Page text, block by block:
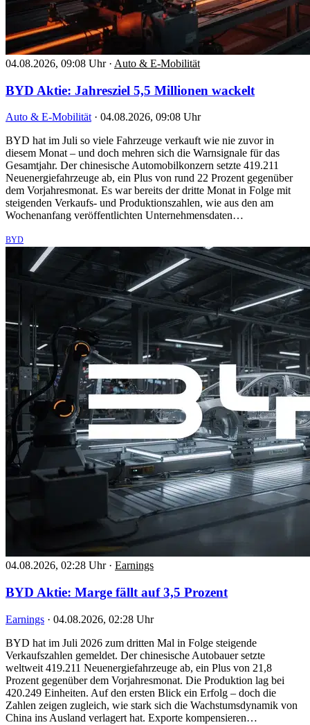
04.08.2026, 09:08 Uhr · Auto & E-Mobilität
BYD Aktie: Jahresziel 5,5 Millionen wackelt
Auto & E-Mobilität · 04.08.2026, 09:08 Uhr
BYD hat im Juli so viele Fahrzeuge verkauft wie nie zuvor in
diesem Monat – und doch mehren sich die Warnsignale für das
Gesamtjahr. Der chinesische Automobilkonzern setzte 419.211
Neuenergiefahrzeuge ab, ein Plus von rund 22 Prozent gegenüber
dem Vorjahresmonat. Es war bereits der dritte Monat in Folge mit
steigenden Verkaufs- und Produktionszahlen, wie aus den am
Wochenanfang veröffentlichten Unternehmensdaten…
BYD
04.08.2026, 02:28 Uhr · Earnings
BYD Aktie: Marge fällt auf 3,5 Prozent
Earnings · 04.08.2026, 02:28 Uhr
BYD hat im Juli 2026 zum dritten Mal in Folge steigende
Verkaufszahlen gemeldet. Der chinesische Autobauer setzte
weltweit 419.211 Neuenergiefahrzeuge ab, ein Plus von 21,8
Prozent gegenüber dem Vorjahresmonat. Die Produktion lag bei
420.249 Einheiten. Auf den ersten Blick ein Erfolg – doch die
Zahlen zeigen zugleich, wie stark sich die Wachstumsdynamik von
China ins Ausland verlagert hat. Exporte kompensieren…